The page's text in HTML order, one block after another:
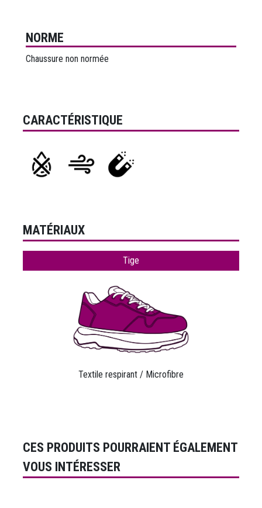
NORME
Chaussure non normée
CARACTÉRISTIQUE
MATÉRIAUX
Tige
Textile respirant / Microfibre
CES PRODUITS POURRAIENT ÉGALEMENT
VOUS INTÉRESSER